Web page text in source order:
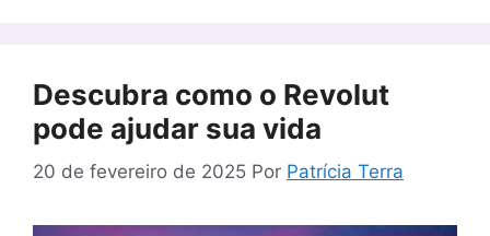
Descubra como o Revolut
pode ajudar sua vida
20 de fevereiro de 2025 Por Patrícia Terra